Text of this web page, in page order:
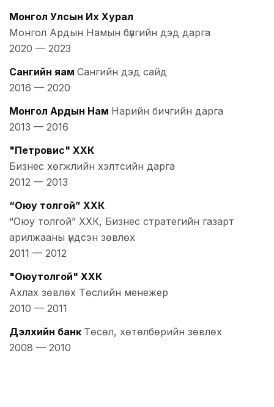
Монгол Улсын Их Хурал
Монгол Ардын Намын бүлгийн дэд дарга
2020 — 2023
Сангийн яам Сангийн дэд сайд
2016 — 2020
Монгол Ардын Нам Нарийн бичгийн дарга
2013 — 2016
"Петровис" ХХК
Бизнес хөгжлийн хэлтсийн дарга
2012 — 2013
“Оюу толгой” ХХК
“Оюу толгой” ХХК, Бизнес стратегийн газарт
арилжааны үндсэн зөвлөх
2011 — 2012
"Оюутолгой" ХХК
Ахлах зөвлөх Төслийн менежер
2010 — 2011
Дэлхийн банк Төсөл, хөтөлбөрийн зөвлөх
2008 — 2010